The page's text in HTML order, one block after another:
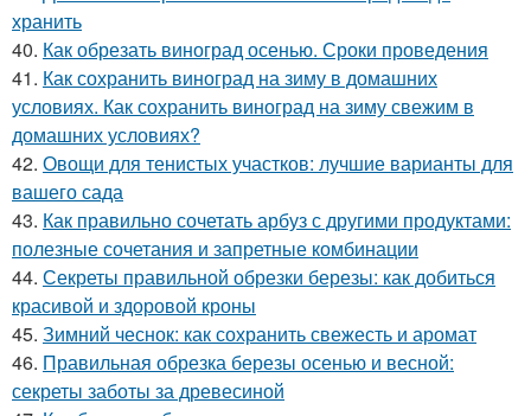
хранить
40. Как обрезать виноград осенью. Сроки проведения
41. Как сохранить виноград на зиму в домашних
условиях. Как сохранить виноград на зиму свежим в
домашних условиях?
42. Овощи для тенистых участков: лучшие варианты для
вашего сада
43. Как правильно сочетать арбуз с другими продуктами:
полезные сочетания и запретные комбинации
44. Секреты правильной обрезки березы: как добиться
красивой и здоровой кроны
45. Зимний чеснок: как сохранить свежесть и аромат
46. Правильная обрезка березы осенью и весной:
секреты заботы за древесиной